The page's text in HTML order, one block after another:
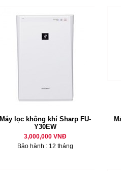
Máy lọc không khí Sharp FU-
Y30EW
3,000,000 VNĐ
Bảo hành : 12 tháng